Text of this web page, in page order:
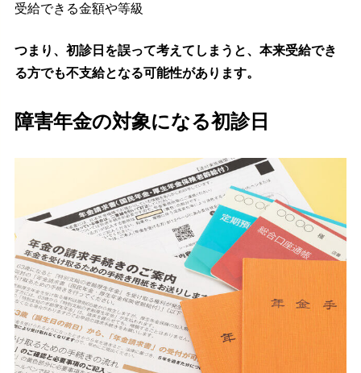
受給できる金額や等級
つまり、初診日を誤って考えてしまうと、本来受給でき
る方でも不支給となる可能性があります。
障害年金の対象になる初診日